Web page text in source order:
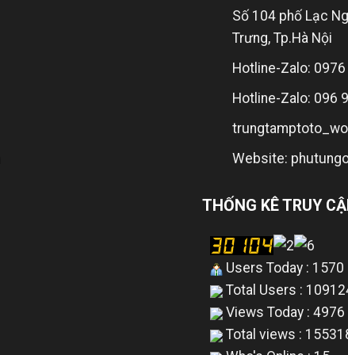
Số 104 phố Lạc
Trưng, Tp.Hà Nội
Hotline-Zalo:
Hotline-Zalo: 096
Website:
THỐNG KÊ TRUY
Users Today : 1570
Total Users :
Views Today : 4976
Total views :